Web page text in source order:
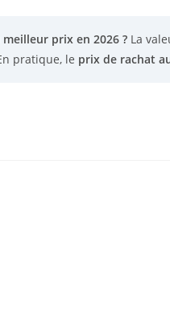
prix en 2026 ? La
pratique, le prix de rachat